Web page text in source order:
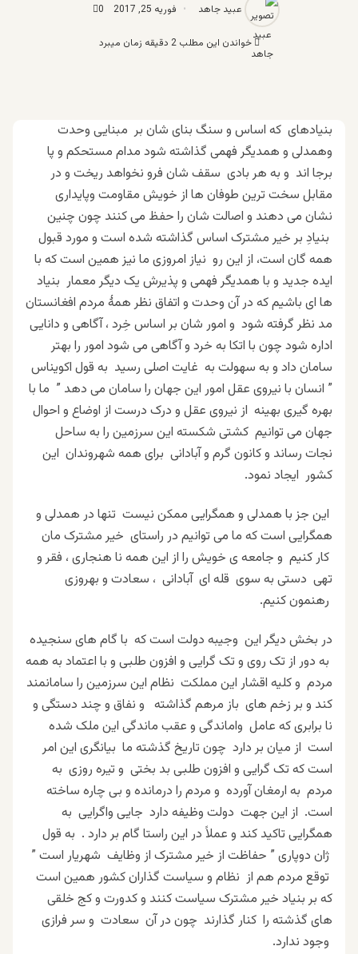
عبید جاهد فوریه 25, 2017 0
خواندن این مطلب 2 دقیقه زمان میبرد
بنیادهای که اساس و سنگ بنای شان بر مبنایی وحدت
وهمدلی و همدیگر فهمی گذاشته شود مدام مستحکم و پا
برجا اند و به هر بادی سقف شان فرو نخواهد ریخت و در
مقابل سخت ترین طوفان ها از خویش مقاومت وپایداری
نشان می دهند و اصالت شان را حفظ می کنند چون چنین
بنیادِ بر خیر مشترک اساس گذاشته شده است و مورد قبول
همه گان است، از این رو نیاز امروزی ما نیز همین است که با
ایده جدید و با همدیگر فهمی و پذیرش یک دیگر معمار بنیاد
ها ای باشیم که در آن وحدت و اتفاق نظر همۀ مردم افغانستان
مد نظر گرفته شود و امور شان بر اساس خِرد ، آگاهی و دانایی
اداره شود چون با اتکا به خرد و آگاهی می شود امور را بهتر
سامان داد و به سهولت به غایت اصلی رسید به قول اکویناس
” انسان با نیروی عقل امور این جهان را سامان می دهد ” ما با
بهره گیری بهینه از نیروی عقل و درک درست از اوضاع و احوال
جهان می توانیم کشتی شکسته این سرزمین را به ساحل
نجات رساند و کانون گرم و آبادانی برای همه شهروندان این
کشور ایجاد نمود.
این جز با همدلی و همگرایی ممکن نیست تنها در همدلی و
همگرایی است که ما می توانیم در راستای خیر مشترک مان
کار کنیم و جامعه ی خویش را از این همه نا هنجاری ، فقر و
تهی دستی به سوی قله ای آبادانی ، سعادت و بهروزی
رهنمون کنیم.
در بخش دیگر این وجیبه دولت است که با گام های سنجیده
به دور از تک روی و تک گرایی و افزون طلبی و با اعتماد به همه
مردم و کلیه اقشار این مملکت نظام این سرزمین را سامانمند
کند و بر زخم های باز مرهم گذاشته و نفاق و چند دستگی و
نا برابری که عامل واماندگی و عقب ماندگی این ملک شده
است از میان بر دارد چون تاریخ گذشته ما بیانگری این امر
است که تک گرایی و افزون طلبی بد بختی و تیره روزی به
مردم به ارمغان آورده و مردم را درمانده و بی چاره ساخته
است. از این جهت دولت وظیفه دارد جایی واگرایی به
همگرایی تاکید کند و عملاً در این راستا گام بر دارد . به قول
ژان دوپاری ” حفاظت از خیر مشترک از وظایف شهریار است ”
توقع مردم هم از نظام و سیاست گذاران کشور همین است
که بر بنیاد خیر مشترک سیاست کنند و کدورت و کج خلقی
های گذشته را کنار گذارند چون در آن سعادت و سر فرازی
وجود ندارد.